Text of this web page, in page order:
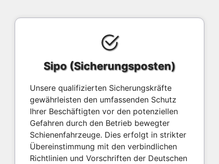
Sipo (Sicherungsposten)
Unsere qualifizierten Sicherungskräfte
gewährleisten den umfassenden Schutz
Ihrer Beschäftigten vor den potenziellen
Gefahren durch den Betrieb bewegter
Schienenfahrzeuge. Dies erfolgt in strikter
Übereinstimmung mit den verbindlichen
Richtlinien und Vorschriften der Deutschen